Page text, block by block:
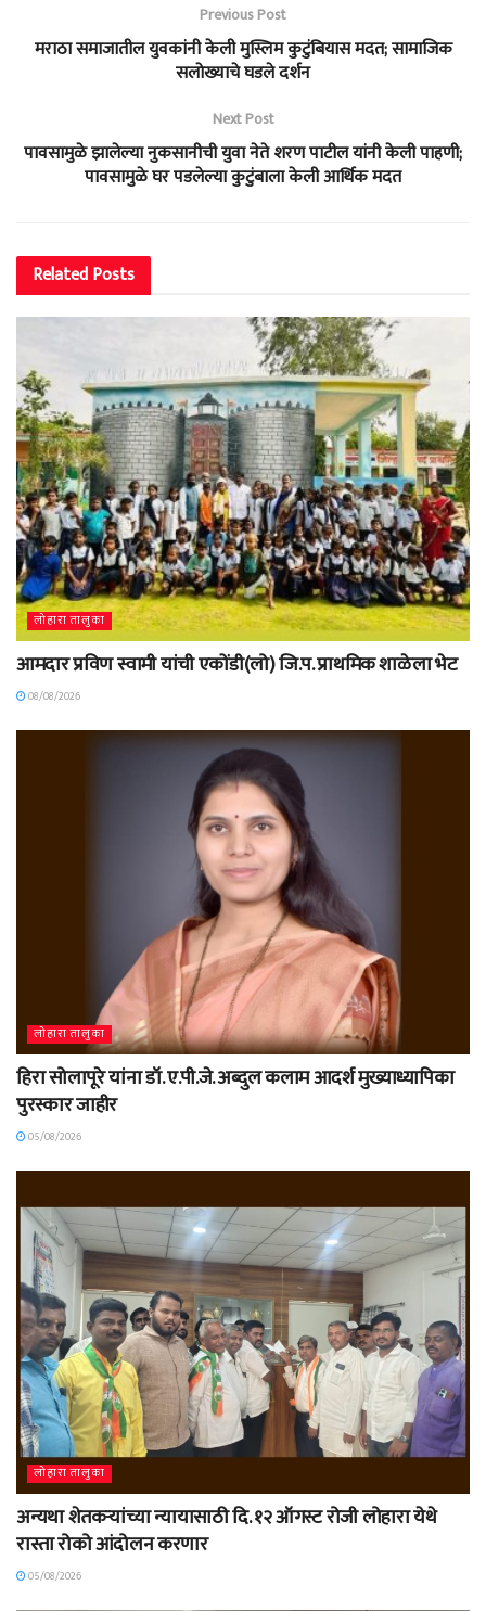
Previous Post
मराठा समाजातील युवकांनी केली मुस्लिम कुटुंबियास मदत; सामाजिक
सलोख्याचे घडले दर्शन
Next Post
पावसामुळे झालेल्या नुकसानीची युवा नेते शरण पाटील यांनी केली पाहणी;
पावसामुळे घर पडलेल्या कुटुंबाला केली आर्थिक मदत
RelatedPosts
लोहारा तालुका
आमदार प्रविण स्वामी यांची एकोंडी(लो) जि.प. प्राथमिक शाळेला भेट
08/08/2026
लोहारा तालुका
हिरा सोलापूरे यांना डॉ. ए.पी.जे. अब्दुल कलाम आदर्श मुख्याध्यापिका
पुरस्कार जाहीर
05/08/2026
लोहारा तालुका
अन्यथा शेतकऱ्यांच्या न्यायासाठी दि. १२ ऑगस्ट रोजी लोहारा येथे
रास्ता रोको आंदोलन करणार
05/08/2026